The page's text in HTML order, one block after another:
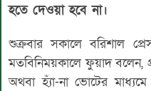
হতে দেওয়া হবে না।
শুক্রবার সকালে বরিশাল
মতবিনিময়কালে ফুয়াদ বলেন,
অথবা হ্যাঁ-না ভোটের